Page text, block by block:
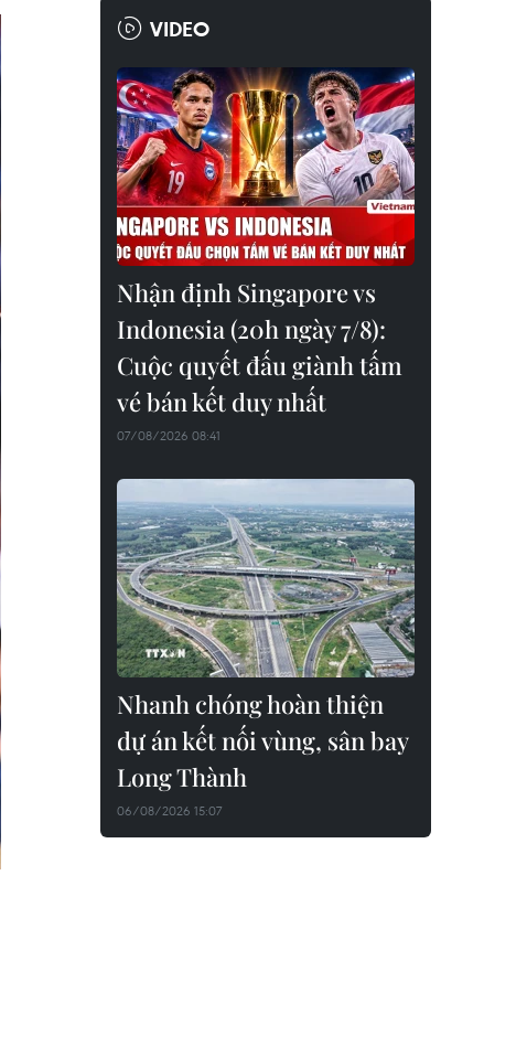
VIDEO
Nhận định Singapore vs
Indonesia (20h ngày 7/8):
Cuộc quyết đấu giành tấm
vé bán kết duy nhất
07/08/2026 08:41
Nhanh chóng hoàn thiện
dự án kết nối vùng, sân bay
Long Thành
06/08/2026 15:07